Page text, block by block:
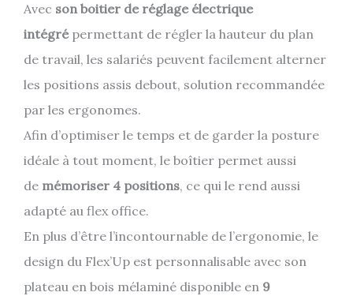
Avec son boitier de réglage électrique
intégrépermettant de régler la hauteur du plan
de travail, les salariés peuvent facilement alterner
les positions assis debout, solution recommandée
par les ergonomes.
Afin d’optimiser le temps et de garder la posture
idéale à tout moment, le boîtier permet aussi
de mémoriser 4 positions, ce qui le rend aussi
adapté au flex office.
En plus d’être l’incontournable de l’ergonomie, le
design du Flex’Up est personnalisable avec son
plateau en bois mélaminé disponible en 9